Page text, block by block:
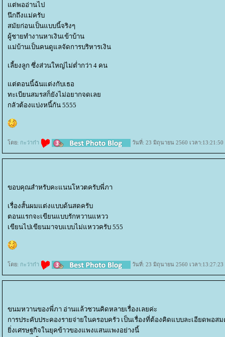
ต่พออ่านไป
นึกถึงแม่ครับ
สมัยก่อนเป็นแบบนี้จริงๆ
ผู้ชายทำงานหาเงินเข้าบ้าน
ม่บ้านเป็นคนดูแลจัดการบริหารเงิน
เลี้ยงลูก ซึ่งส่วนใหญ่ไม่ต่ำกว่า 4 คน
ต่ตอนนี้ฉันแต่งกับเธอ
ทะเบียนสมรสก็ยังไม่อยากจดเล
กลัวต้องแบ่งหนี้กัน 5555
ดย: กะว่าก๋า วันที่: 23 มิถุนายน 2560 เวลา
ขอบคุณสำหรับคะแนนโหวตครับพี่ภา
เรื่องสั้นผมแต่งแบบด้นสดครับ
ตอนแรกจะเขียนแบบรักหวานแหวว
เขียนไปเขียนมาจบแบบไม่แหววครับ 555
ดย: กะว่าก๋า วันที่: 23 มิถุนายน 2560 เวลา
ขนมหวานของพี่ภา อ่านแล้วชวนคิดหลายเรื่องเลยค่ะ
การประคับประคองรายจ่ายในครอบครัว เป็นเรื่องที่ต้องคิดแบบละเอียดพอส
ิ่งเศรษฐกิจในยุคข้าวของแพงแสนแพงอย่างนี้